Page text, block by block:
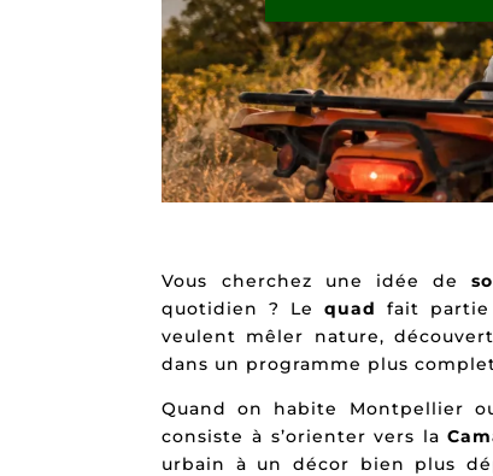
Vous cherchez une idée de
quotidien ? Le quad
fait partie
veulent mêler nature,
dans un programme plus
Quand on habite Montpellier
consiste à s’orienter vers la
urbain à un décor bien plus